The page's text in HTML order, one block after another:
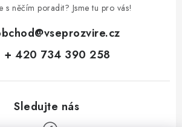
s něčím poradit? Jsme tu pro vás!
@vseprozvire.cz
+ 420 734 390 258